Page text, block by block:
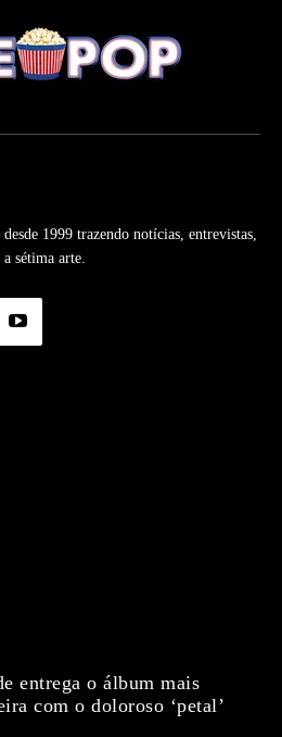
1999 trazendo notícias, entrevistas,
sétima arte.
entrega o álbum mais
com o doloroso ‘petal’